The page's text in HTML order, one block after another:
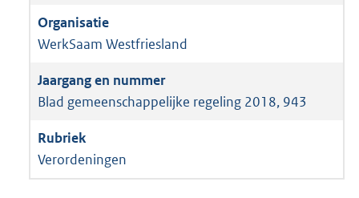
WerkSaam Westfriesland
Blad gemeenschappelijke regeling 2018, 943
Verordeningen